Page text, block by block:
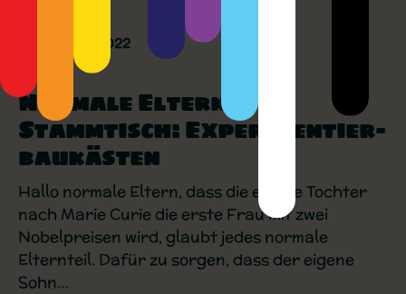
April 5, 2022
Normale Eltern-
Stammtisch: Experimentier-
baukästen
Hallo normale Eltern, dass die eigene Tochter
nach Marie Curie die erste Frau mit zwei
Nobelpreisen wird, glaubt jedes normale
Elternteil. Dafür zu sorgen, dass der eigene
Sohn…